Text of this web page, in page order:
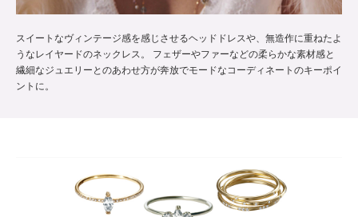
スイートなヴィンテージ感を感じさせるヘッドドレスや、無造作に重ねたよ
うなレイヤードのネックレス。 フェザーやファーなどの柔らかな素材感と
繊細なジュエリーとのあわせ方が奔放でモードなコーディネートのキーポイ
ントに。